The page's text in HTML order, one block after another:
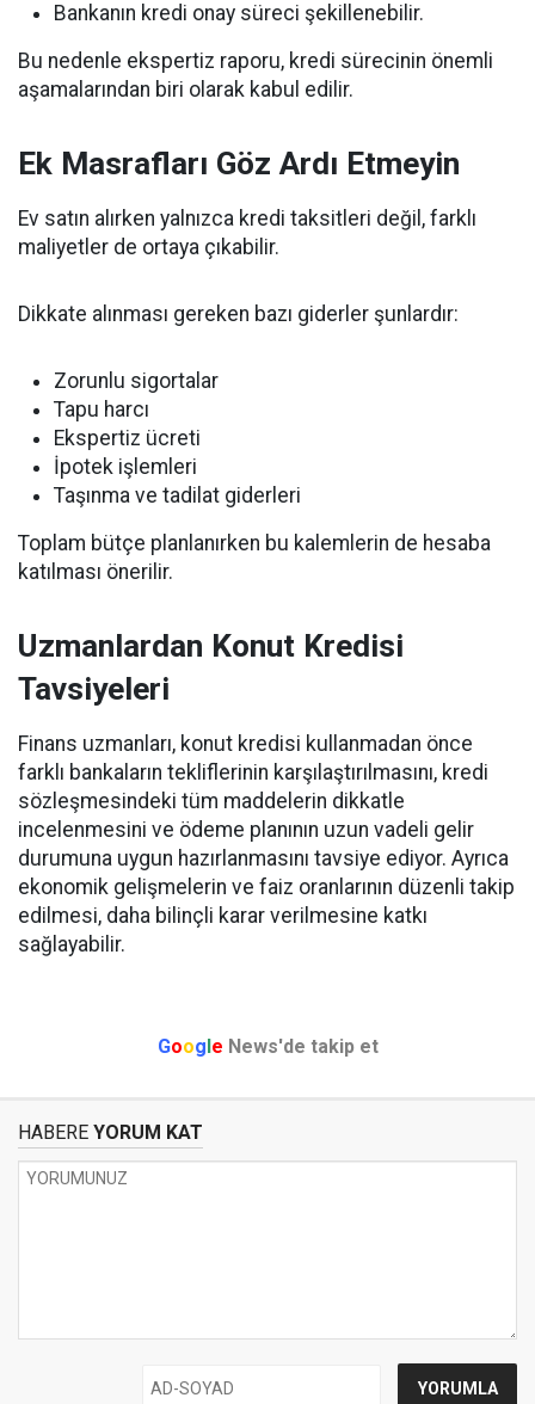
Bankanın kredi onay süreci şekillenebilir.
Bu nedenle ekspertiz raporu, kredi sürecinin önemli
aşamalarından biri olarak kabul edilir.
Ek Masrafları Göz Ardı Etmeyin
Ev satın alırken yalnızca kredi taksitleri değil, farklı
maliyetler de ortaya çıkabilir.
Dikkate alınması gereken bazı giderler şunlardır:
Zorunlu sigortalar
Tapu harcı
Ekspertiz ücreti
İpotek işlemleri
Taşınma ve tadilat giderleri
Toplam bütçe planlanırken bu kalemlerin de hesaba
katılması önerilir.
Uzmanlardan Konut Kredisi
Tavsiyeleri
Finans uzmanları, konut kredisi kullanmadan önce
farklı bankaların tekliflerinin karşılaştırılmasını, kredi
sözleşmesindeki tüm maddelerin dikkatle
incelenmesini ve ödeme planının uzun vadeli gelir
durumuna uygun hazırlanmasını tavsiye ediyor. Ayrıca
ekonomik gelişmelerin ve faiz oranlarının düzenli takip
edilmesi, daha bilinçli karar verilmesine katkı
sağlayabilir.
Goog e News'de takip et
HABERE YORUM KAT